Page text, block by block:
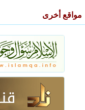
مواقع أخرى